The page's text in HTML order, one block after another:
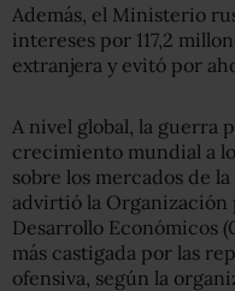
Además, el Ministerio
intereses por 117,2
extranjera y evitó por
A nivel global, la guerra
crecimiento mundial a
sobre los mercados de
advirtió la Organización
Desarrollo Económicos
más castigada por las
ofensiva, según la